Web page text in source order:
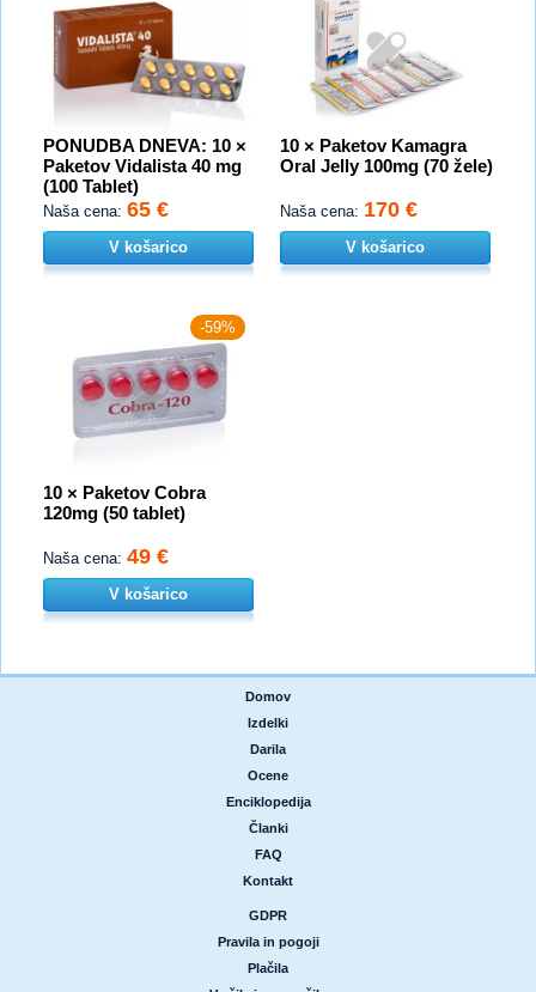
PONUDBA DNEVA: 10 ×
Paketov Vidalista 40 mg
(100 Tablet)
Naša cena: 65 €
V košarico
10 × Paketov Kamagra
Oral Jelly 100mg (70 žele)
Naša cena: 170 €
V košarico
-59%
10 × Paketov Cobra
120mg (50 tablet)
Naša cena: 49 €
V košarico
Domov
Izdelki
Darila
Ocene
Enciklopedija
Članki
FAQ
Kontakt
GDPR
Pravila in pogoji
Plačila